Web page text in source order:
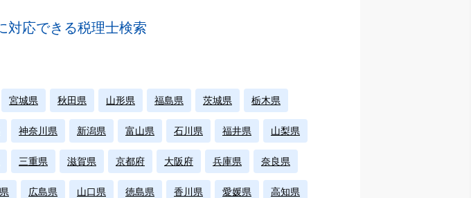
対応できる税理士検索
宮城県 秋田県 山形県 福島県 茨城県 栃木県
神奈川県 新潟県 富山県 石川県 福井県 山梨県
三重県 滋賀県 京都府 大阪府 兵庫県 奈良県
広島県 山口県 徳島県 香川県 愛媛県 高知県